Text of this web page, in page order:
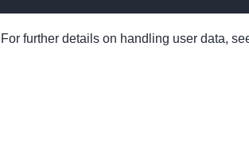
further details on handling user data,